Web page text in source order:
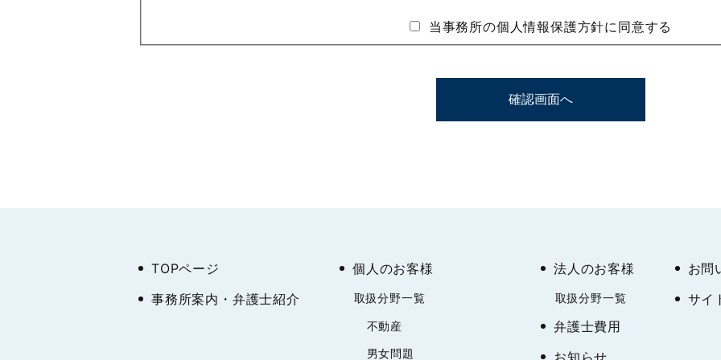
●上記目的に付随する業務
●当事務所または第三者の権利、利益、名誉、信用等を保護するために必要であると当事務
●ご利用者様がご自身の個人情報の開示を事前承認した場合
3. 個人情報の開示、訂正・追加・削除、利用停止等
当事務所の個人情報保護方針に同意する
確認画面へ
TOPページ
事務所案内・弁護士紹介
個人のお客様
取扱分野一覧
不動産
男女問題
法人のお客様
取扱分野一覧
弁護士費用
お知らせ
お問
サイ